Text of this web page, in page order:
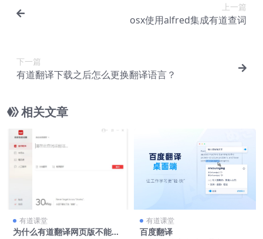
上一篇
osx使用alfred集成有道查词
下一篇
有道翻译下载之后怎么更换翻译语言？
相关文章
有道课堂
为什么有道翻译网页版不能用
有道课堂
百度翻译